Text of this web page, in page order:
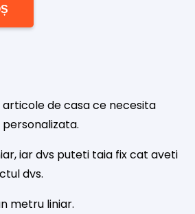
de casa ce necesita
iar dvs puteti taia fix cat aveti
dvs.
metru liniar.